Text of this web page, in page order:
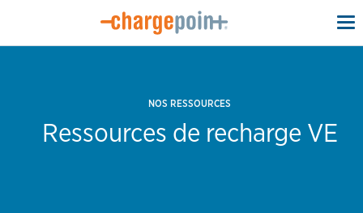
NOS RESSOURCES
Ressources de recharge VE